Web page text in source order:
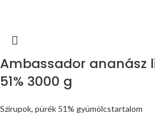
Ambassador ananász
51% 3000 g
Szirupok, pürék 51% gyümölcstartalom